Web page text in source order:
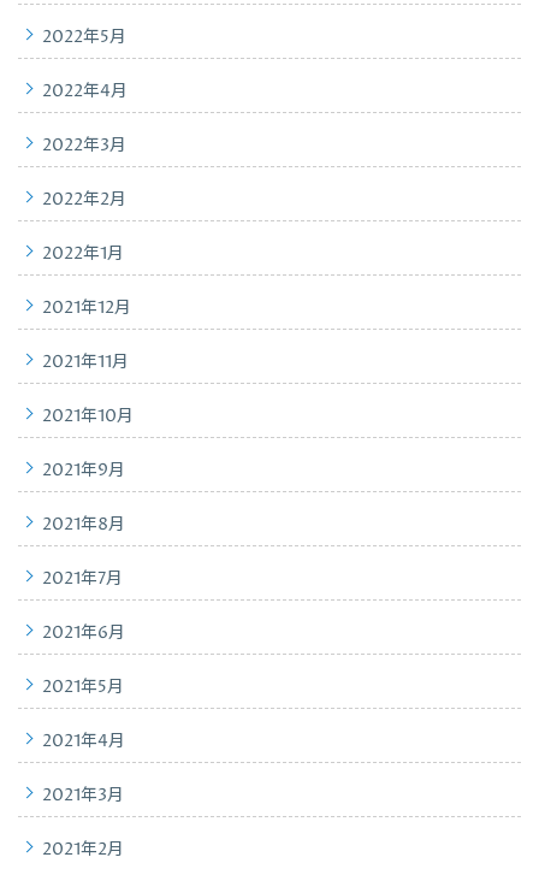
2022年5月
2022年4月
2022年3月
2022年2月
2022年1月
2021年12月
2021年11月
2021年10月
2021年9月
2021年8月
2021年7月
2021年6月
2021年5月
2021年4月
2021年3月
2021年2月